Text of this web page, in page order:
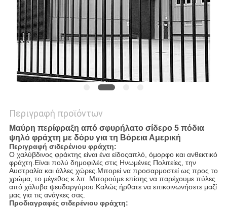
Περιγραφή προϊόντων
Μαύρη περίφραξη από σφυρήλατο σίδερο 5 πόδια
ψηλό φράχτη με δόρυ για τη Βόρεια Αμερική
Περιγραφή σιδερένιου φράχτη:
Ο χαλύβδινος φράκτης είναι ένα είδοςαπλό, όμορφο και ανθεκτικό
φράχτη.Είναι πολύ δημοφιλές στις Ηνωμένες Πολιτείες, την
Αυστραλία και άλλες χώρες.Μπορεί να προσαρμοστεί ως προς το
χρώμα, το μέγεθος κ.λπ. Μπορούμε επίσης να παρέχουμε πύλες
από χάλυβα ψευδαργύρου.Καλώς ήρθατε να επικοινωνήσετε μαζί
μας για τις ανάγκες σας.
Προδιαγραφές σιδερένιου φράχτη: